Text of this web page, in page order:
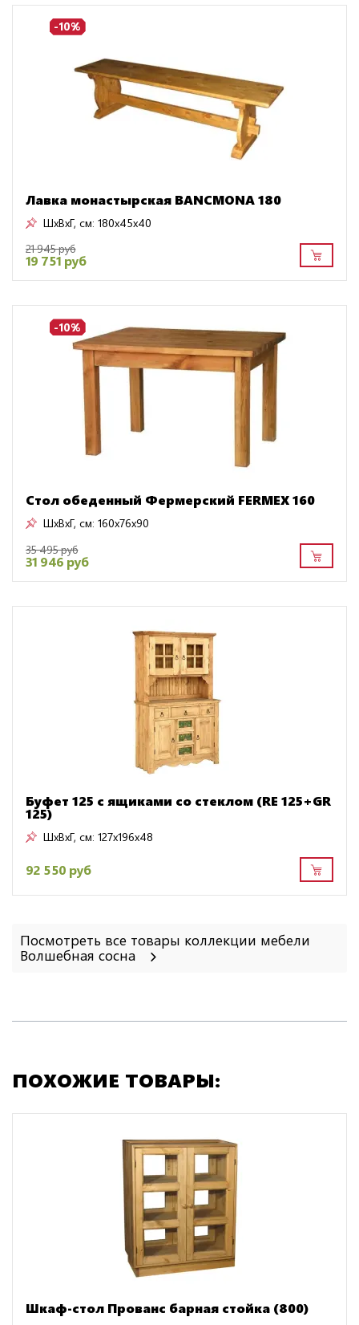
-10%
Лавка монастырская BANCMONA 180
ШxВxГ, см: 180x45x40
21 945 руб
19 751 руб
-10%
Стол обеденный Фермерский FERMEX 160
ШxВxГ, см: 160x76x90
35 495 руб
31 946 руб
Буфет 125 с ящиками со стеклом (RE 125+GR
125)
ШxВxГ, см: 127x196x48
92 550 руб
Посмотреть все товары коллекции мебели
Волшебная сосна
ПОХОЖИЕ ТОВАРЫ:
Шкаф-стол Прованс барная стойка (800)